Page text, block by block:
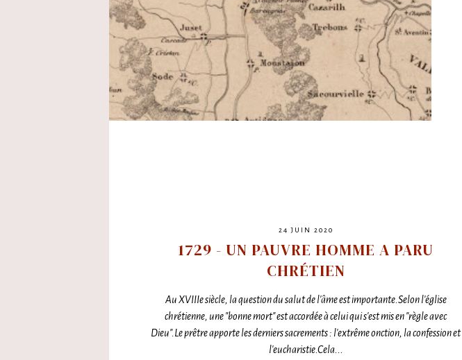
24 JUIN 2020
1729 - UN PAUVRE HOMME A PARU
CHRÉTIEN
Au XVIIIe siècle, la question du salut de l'âme est importante.Selon l'église
chrétienne, une "bonne mort" est accordée à celui qui s'est mis en "règle avec
Dieu".Le prêtre apporte les derniers sacrements : l'extrême onction, la confession et
l'eucharistie.Cela...